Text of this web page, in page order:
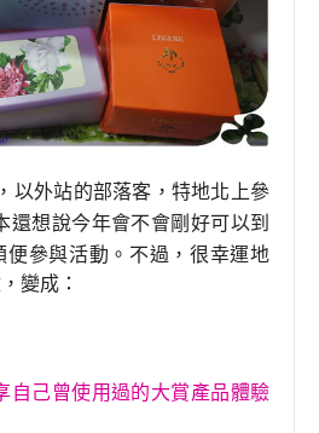
， 以外站的部落客 ， 特地北上參
還想說今年會不會剛好可以到
便參與活動 。不過 ，很幸運地
， 變成：
自己曾使用過的大賞產品體驗